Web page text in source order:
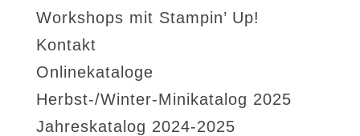
Workshops mit Stampin’ Up!
Kontakt
Onlinekataloge
Herbst-/Winter-Minikatalog 2025
Jahreskatalog 2024-2025